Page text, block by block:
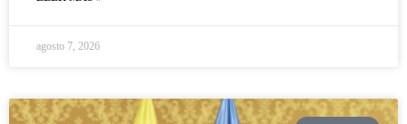
agosto 7, 2026